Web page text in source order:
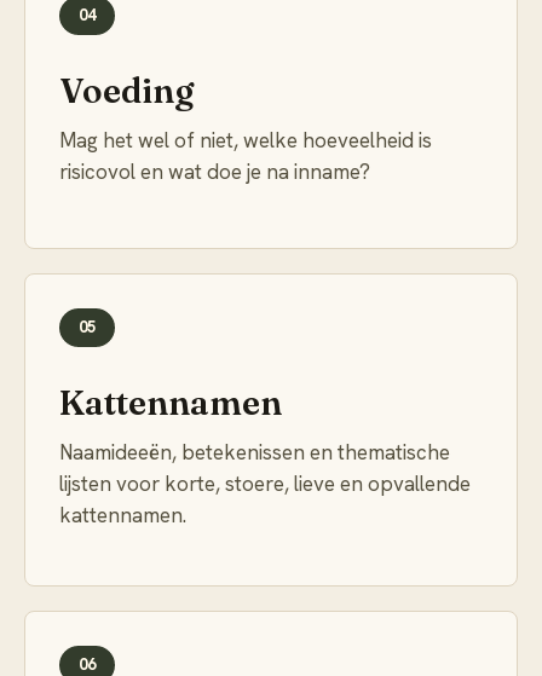
04
Voeding
Mag het wel of niet, welke hoeveelheid is
risicovol en wat doe je na inname?
05
Kattennamen
Naamideeën, betekenissen en thematische
lijsten voor korte, stoere, lieve en opvallende
kattennamen.
06